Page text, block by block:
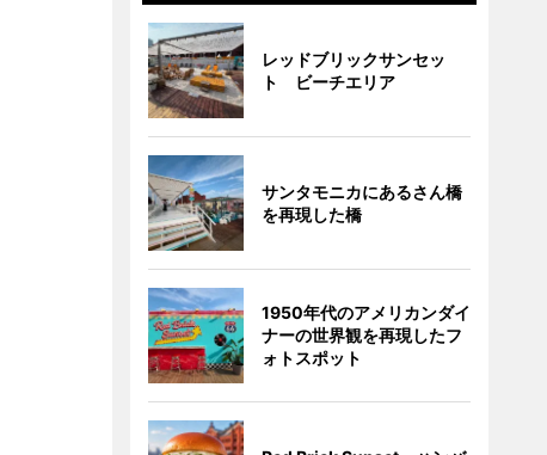
レッドブリックサンセッ
ト ビーチエリア
サンタモニカにあるさん橋
を再現した橋
1950年代のアメリカンダイ
ナーの世界観を再現したフ
ォトスポット